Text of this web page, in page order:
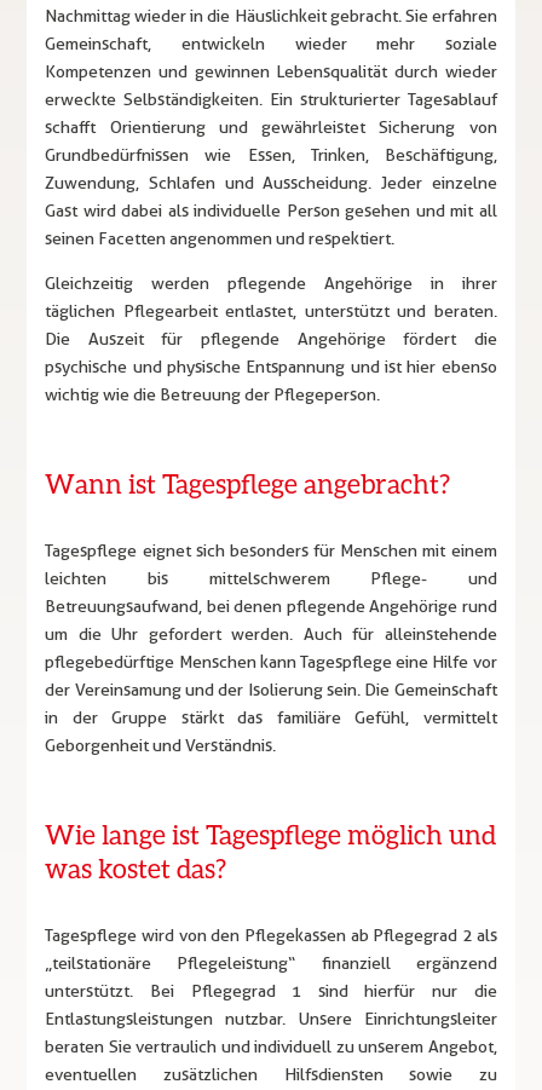
Nachmittag wieder in die Häuslichkeit gebracht. Sie erfahren
Gemeinschaft, entwickeln wieder mehr soziale
Kompetenzen und gewinnen Lebensqualität durch wieder
erweckte Selbständigkeiten. Ein strukturierter Tagesablauf
schafft Orientierung und gewährleistet Sicherung von
Grundbedürfnissen wie Essen, Trinken, Beschäftigung,
Zuwendung, Schlafen und Ausscheidung. Jeder einzelne
Gast wird dabei als individuelle Person gesehen und mit all
seinen Facetten angenommen und respektiert.
Gleichzeitig werden pflegende Angehörige in ihrer
täglichen Pflegearbeit entlastet, unterstützt und beraten.
Die Auszeit für pflegende Angehörige fördert die
psychische und physische Entspannung und ist hier ebenso
wichtig wie die Betreuung der Pflegeperson.
Wann ist Tagespflege angebracht?
Tagespflege eignet sich besonders für Menschen mit einem
leichten bis mittelschwerem Pflege- und
Betreuungsaufwand, bei denen pflegende Angehörige rund
um die Uhr gefordert werden. Auch für alleinstehende
pflegebedürftige Menschen kann Tagespflege eine Hilfe vor
der Vereinsamung und der Isolierung sein. Die Gemeinschaft
in der Gruppe stärkt das familiäre Gefühl, vermittelt
Geborgenheit und Verständnis.
Wie lange ist Tagespflege möglich und
was kostet das?
Tagespflege wird von den Pflegekassen ab Pflegegrad 2 als
„teilstationäre Pflegeleistung“ finanziell ergänzend
unterstützt. Bei Pflegegrad 1 sind hierfür nur die
Entlastungsleistungen nutzbar. Unsere Einrichtungsleiter
beraten Sie vertraulich und individuell zu unserem Angebot,
eventuellen zusätzlichen Hilfsdiensten sowie zu